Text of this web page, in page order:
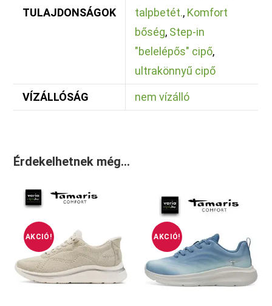
TULAJDONSÁGOK
talpbetét., Komfort
bőség, Step-in
"belelépős" cipő,
ultrakönnyű cipő
VÍZÁLLÓSÁG nem vízálló
Érdekelhetnek még…
AKCIÓ! AKCIÓ!